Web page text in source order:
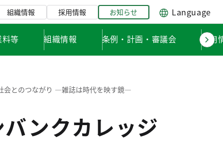
組織情報 採用情報 お知らせ Language
等 組織情報 条例・計画・審議会 採用
会とのつながり ―雑誌は時代を映す鏡―
ンクカレッジ